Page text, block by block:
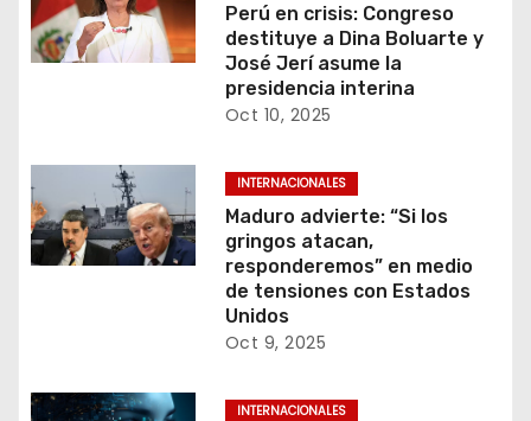
Perú en crisis: Congreso
destituye a Dina Boluarte y
José Jerí asume la
presidencia interina
Oct 10, 2025
INTERNACIONALES
Maduro advierte: “Si los
gringos atacan,
responderemos” en medio
de tensiones con Estados
Unidos
Oct 9, 2025
INTERNACIONALES